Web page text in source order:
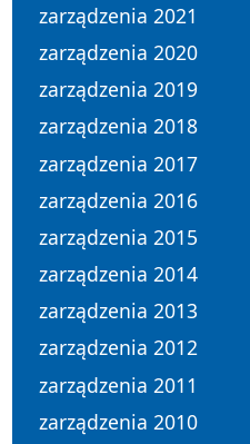
zarządzenia 2021
zarządzenia 2020
zarządzenia 2019
zarządzenia 2018
zarządzenia 2017
zarządzenia 2016
zarządzenia 2015
zarządzenia 2014
zarządzenia 2013
zarządzenia 2012
zarządzenia 2011
zarządzenia 2010